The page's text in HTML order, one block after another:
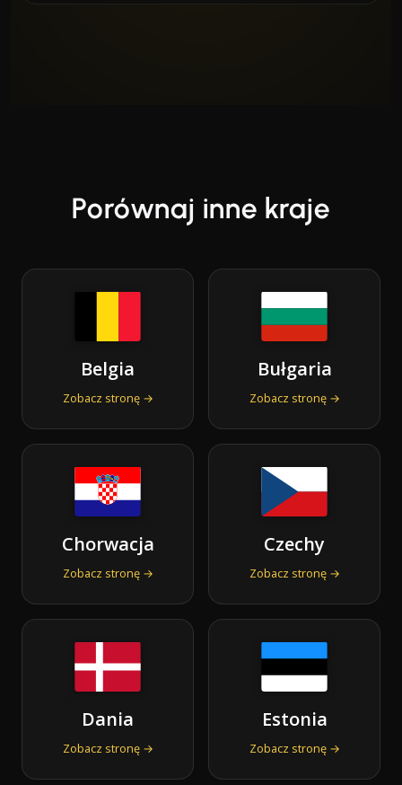
Porównaj inne kraje
Belgia
Zobacz stronę →
Bułgaria
Zobacz stronę →
Chorwacja
Zobacz stronę →
Czechy
Zobacz stronę →
Dania
Zobacz stronę →
Estonia
Zobacz stronę →